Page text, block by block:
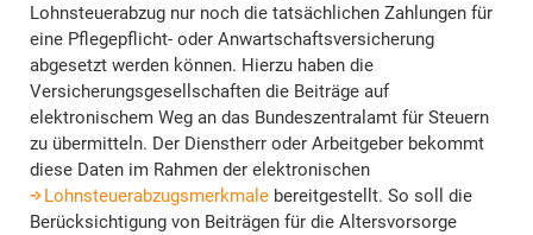
Lohnsteuerabzug nur noch die tatsächlichen Zahlungen für
eine Pflegepflicht- oder Anwartschaftsversicherung
abgesetzt werden können. Hierzu haben die
Versicherungsgesellschaften die Beiträge auf
elektronischem Weg an das Bundeszentralamt für Steuern
zu übermitteln. Der Dienstherr oder Arbeitgeber bekommt
diese Daten im Rahmen der elektronischen
Lohnsteuerabzugsmerkmale bereitgestellt. So soll die
Berücksichtigung von Beiträgen für die Altersvorsorge